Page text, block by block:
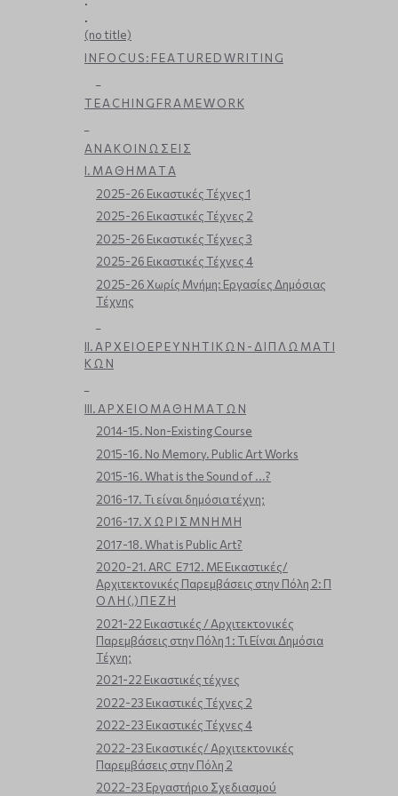
.
(no title)
I N F O C U S : F E A T U R E D W R I T I N G
T E A C H I N G F R A M E W O R K
Α Ν Α Κ Ο Ι Ν Ω Σ Ε Ι Σ
Ι. Μ Α Θ Η Μ Α Τ Α
2025-26 Εικαστικές Τέχνες 1
2025-26 Εικαστικές Τέχνες 2
2025-26 Εικαστικές Τέχνες 3
2025-26 Εικαστικές Τέχνες 4
2025-26 Χωρίς Μνήμη: Εργασίες Δημόσιας
Τέχνης
ΙΙ. Α Ρ Χ Ε Ι Ο Ε Ρ Ε Υ Ν Η Τ Ι Κ Ω Ν - Δ Ι Π Λ Ω Μ Α Τ Ι
Κ Ω Ν
ΙΙΙ. Α Ρ Χ Ε Ι Ο Μ Α Θ Η Μ Α Τ Ω Ν
2014-15. Non-Existing Course
2015-16. No Memory. Public Art Works
2015-16. What is the Sound of ...?
2016-17. Τι είναι δημόσια τέχνη;
2016-17. Χ Ω Ρ Ι Σ Μ Ν Η Μ Η
2017-18. What is Public Art?
2020-21. ARC_E712. ΜΕ Εικαστικές/
Αρχιτεκτονικές Παρεμβάσεις στην Πόλη 2: Π
Ο Λ Η (,) Π Ε Ζ Η
2021-22 Εικαστικές / Αρχιτεκτονικές
Παρεμβάσεις στην Πόλη 1 : Τι Είναι Δημόσια
Τέχνη;
2021-22 Εικαστικές τέχνες
2022-23 Εικαστικές Τέχνες 2
2022-23 Εικαστικές Τέχνες 4
2022-23 Εικαστικές/ Αρχιτεκτονικές
Παρεμβάσεις στην Πόλη 2
2022-23 Εργαστήριο Σχεδιασμού